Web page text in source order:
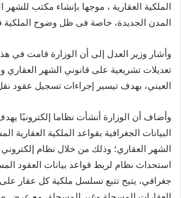
الملكية العقارية ، موجها بإنشاء مكتب
المدن الجديدة، خاصة فى ظل وضوح
وأشار وزير العدل إلى أن الوزارة قامت في
تعديلات تشريعية على قانوني الشهر العقاري
العيني، بهدف تيسير إجراءات تسجيل عقود
وأضاف أن الوزارة أنشأت نظاما إلكترونيًا
البيانات الجغرافية بقواعد الملكية
الشهر العقاري؛ وذلك من خلال نظام
استحداث نظام لربط قواعد بيانات العقود
جغرافي، يتيح تتبع تسلسل ملكية كل عقار